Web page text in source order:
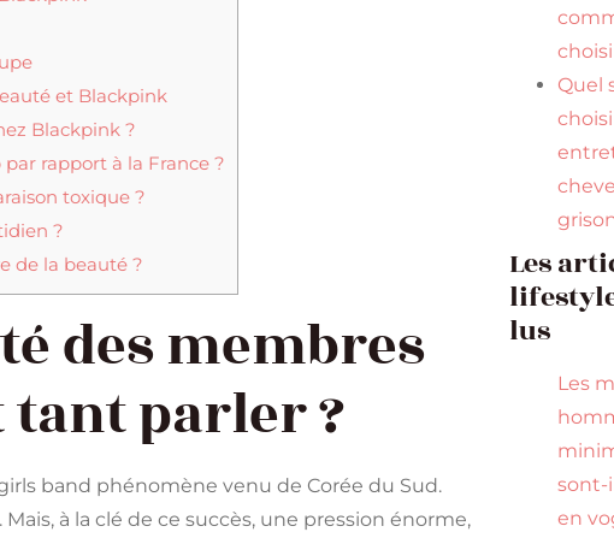
et Blackpink
Blackpink ?
rapport à la France ?
toxique ?
?
de la beauté ?
des membres
parler ?
band phénomène venu de Corée du Sud.
à la clé de ce succès, une pression énorme,
Quel
Les
lus
Les
sont-
en